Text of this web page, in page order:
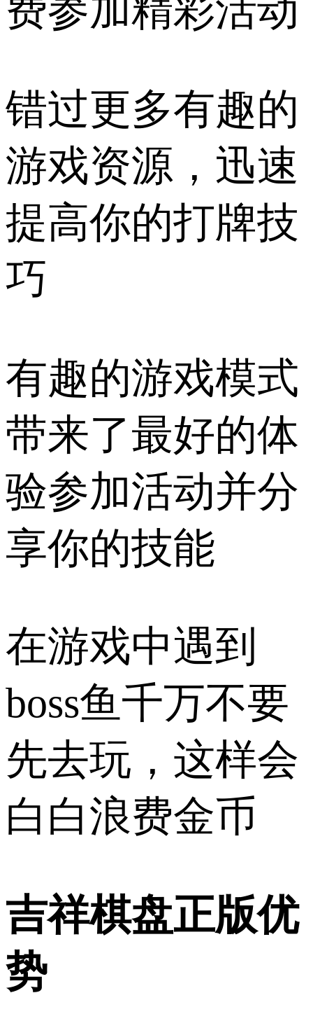
费参加精彩活动
错过更多有趣的
游戏资源，迅速
提高你的打牌技
巧
有趣的游戏模式
带来了最好的体
验参加活动并分
享你的技能
在游戏中遇到
boss鱼千万不要
先去玩，这样会
白白浪费金币
吉祥棋盘正版优
势